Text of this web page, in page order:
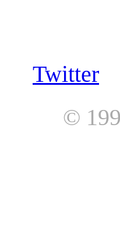
Twitter
©